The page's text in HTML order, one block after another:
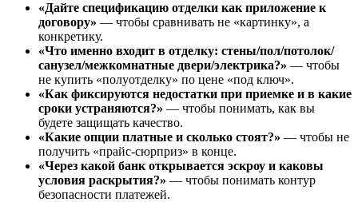
«Дайте спецификацию отделки как приложение к
договору» — чтобы сравнивать не «картинку», а
конкретику.
«Что именно входит в отделку: стены/пол/потолок/
санузел/межкомнатные двери/электрика?» — чтобы
не купить «полуотделку» по цене «под ключ».
«Как фиксируются недостатки при приемке и в какие
сроки устраняются?» — чтобы понимать, как вы
будете защищать качество.
«Какие опции платные и сколько стоят?» — чтобы не
получить «прайс-сюрприз» в конце.
«Через какой банк открывается эскроу и каковы
условия раскрытия?» — чтобы понимать контур
безопасности платежей.